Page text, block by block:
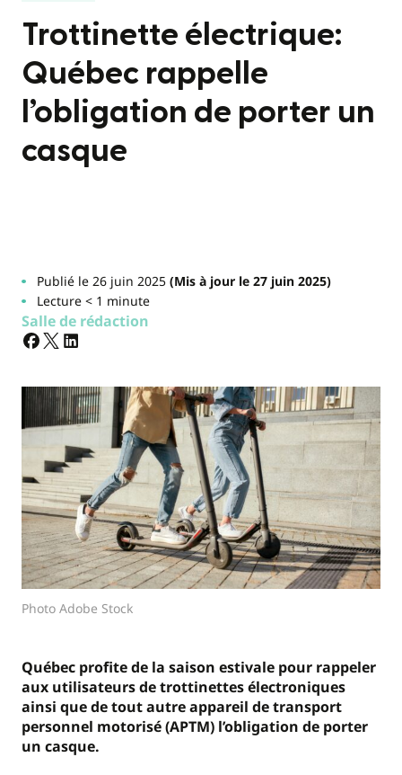
Trottinette électrique:
Québec rappelle
l’obligation de porter un
casque
Publié le 26 juin 2025(Mis à jour le 27 juin 2025)
Lecture < 1 minute
Salle de rédaction
Photo Adobe Stock
Québec profite de la saison estivale pour rappeler
aux utilisateurs de trottinettes électroniques
ainsi que de tout autre appareil de transport
personnel motorisé (APTM) l’obligation de porter
un casque.